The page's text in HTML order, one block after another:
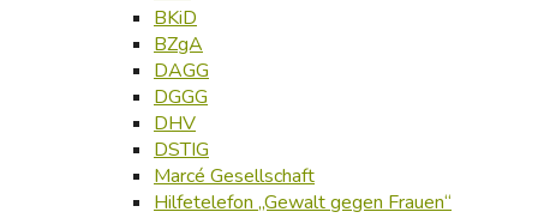
BKiD
BZgA
DAGG
DGGG
DHV
DSTIG
Marcé Gesellschaft
Hilfetelefon „Gewalt gegen Frauen“